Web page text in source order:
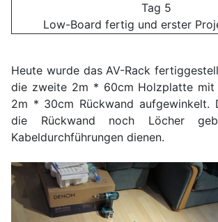
Tag 5
Low-Board fertig und erster
Heute wurde das AV-Rack
die zweite 2m * 60cm Holzplatte mit
2m * 30cm Rückwand aufgewinkelt.
die Rückwand noch Löcher
Kabeldurchführungen dienen.